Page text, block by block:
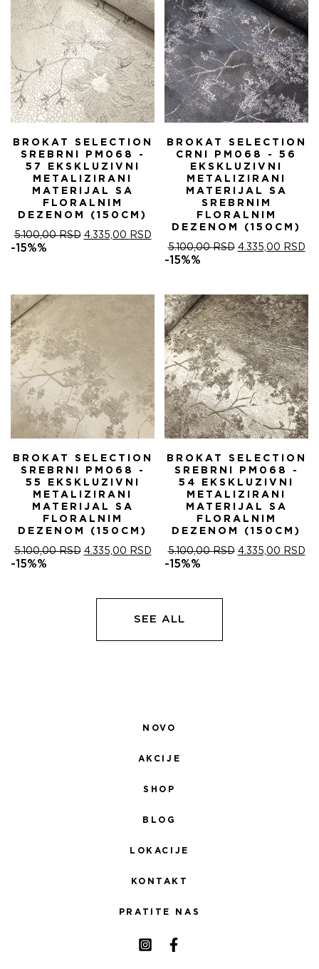
BROKAT SELECTION
SREBRNI PM068 -
57 EKSKLUZIVNI
METALIZIRANI
MATERIJAL SA
FLORALNIM
DEZENOM (150CM)
5.100,00RSD ОРИГИНАЛНА
4.335,00 RSDТРЕНУТНА
ЦЕНА
-15%%
BROKAT SELECTION
CRNI PM068 - 56
EKSKLUZIVNI
METALIZIRANI
MATERIJAL SA
SREBRNIM
FLORALNIM
DEZENOM (150CM)
5.100,00RSD ОРИГИНАЛНА
5.100,00 RSD.
4.335,00 RSD
-15%%
BROKAT SELECTION
SREBRNI PM068 -
55 EKSKLUZIVNI
METALIZIRANI
MATERIJAL SA
FLORALNIM
DEZENOM (150CM)
5.100,00RSD ОРИГИНАЛНА
5.100,00 RSD.
4.335,00 RSDТРЕНУТНА
ЦЕНА
-15%%
BROKAT SELECTION
SREBRNI PM068 -
54 EKSKLUZIVNI
METALIZIRANI
MATERIJAL SA
FLORALNIM
DEZENOM (150CM)
5.100,00RSD ОРИГИНАЛНА
4.335,00 RSD
-15%%
SEE ALL
NOVO
AKCIJE
SHOP
BLOG
LOKACIJE
KONTAKT
PRATITE NAS